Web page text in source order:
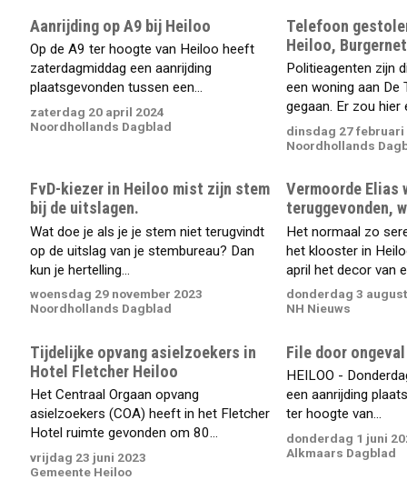
Aanrijding op A9 bij Heiloo
Op de A9 ter hoogte van Heiloo heeft
zaterdagmiddag een aanrijding
plaatsgevonden tussen een...
zaterdag 20 april 2024
Noordhollands Dagblad
Telefoon
Heiloo,
Politieagenten zijn
een woning aan De
gegaan. Er zou hier
dinsdag 27 februari
Noordhollands
FvD-kiezer in Heiloo mist zijn stem
bij de uitslagen.
Wat doe je als je je stem niet terugvindt
op de uitslag van je stembureau? Dan
kun je hertelling...
woensdag 29 november 2023
Noordhollands Dagblad
Vermoorde Elias
teruggevonden,
Het normaal zo
het klooster in
april het decor van
donderdag 3
NH Nieuws
Tijdelijke opvang asielzoekers in
Hotel Fletcher Heiloo
Het Centraal Orgaan opvang
asielzoekers (COA) heeft in het Fletcher
Hotel ruimte gevonden om 80...
vrijdag 23 juni 2023
Gemeente Heiloo
File door
HEILOO -
een aanrijding
ter hoogte van...
donderdag 1 juni
Alkmaars Dagblad